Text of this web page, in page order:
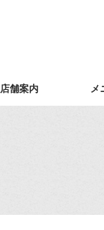
店舗案内 メ